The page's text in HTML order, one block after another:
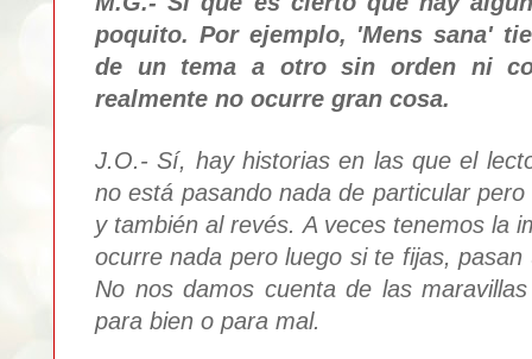
poquito. Por ejemplo, 'Mens sana'
de un tema a otro sin orden ni
realmente no ocurre gran cosa.
J.O.- Sí, hay historias en las que el
no está pasando nada de particular
y también al revés. A veces tenemos la
ocurre nada pero luego si te fijas,
No nos damos cuenta de las
para bien o para mal.